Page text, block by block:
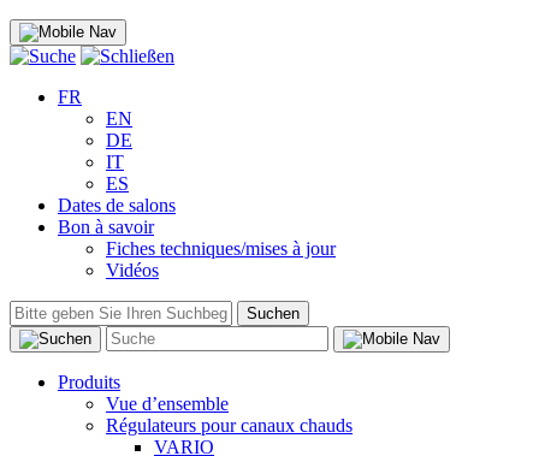
FR
EN
DE
IT
ES
Dates de salons
Bon à savoir
Fiches techniques/mises à jour
Vidéos
Suchen
Produits
Vue d’ensemble
Régulateurs pour canaux chauds
VARIO